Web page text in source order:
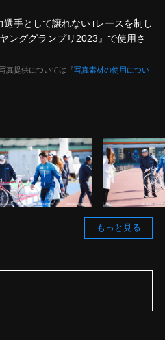
選手として譲れない｣レースを制し
ンググランプリ2023』で使用さ
真提供については『写真素材の使用につい
もっと見る